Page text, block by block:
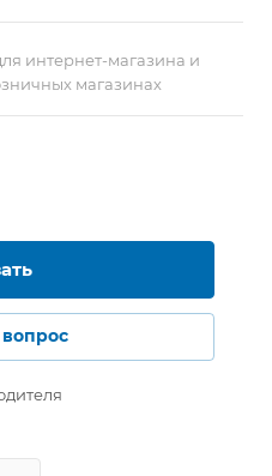
интернет-магазина и
магазинах
вопрос